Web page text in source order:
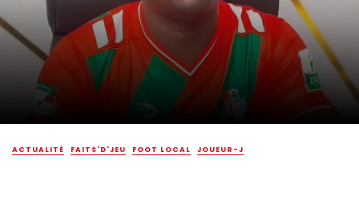
ACTUALITÉ FAITS'D'JEU FOOT LOCAL JOUEUR-J